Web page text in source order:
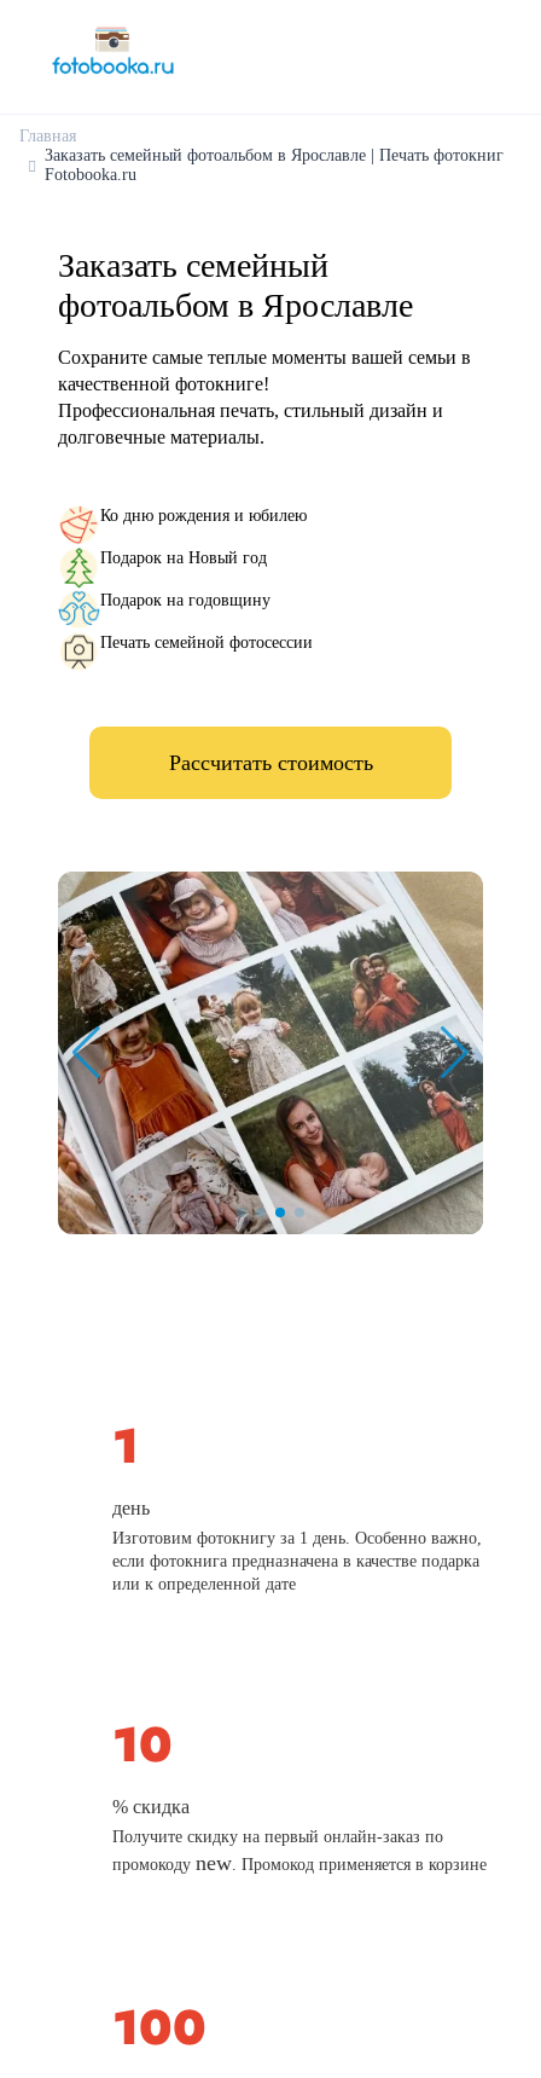
Главная
Заказать семейный фотоальбом в Ярославле | Печать фотокниг
Fotobooka.ru
Заказать семейный
фотоальбом в Ярославле
Сохраните самые теплые моменты вашей семьи в
качественной фотокниге!
Профессиональная печать, стильный дизайн и
долговечные материалы.
Ко дню рождения и юбилею
Подарок на Новый год
Подарок на годовщину
Печать семейной фотосессии
Рассчитать стоимость
день
Изготовим фотокнигу за 1 день. Особенно важно,
если фотокнига предназначена в качестве подарка
или к определенной дате
% скидка
Получите скидку на первый онлайн-заказ по
промокодуnew. Промокод применяется в корзине